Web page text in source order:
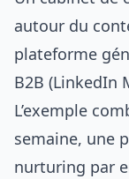
autour du
plateforme
B2B (LinkedIn
L’exemple
semaine, une
nurturing par